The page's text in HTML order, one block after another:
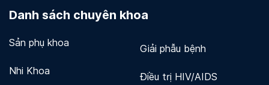
Danh sách chuyên khoa
Sản phụ khoa
Nhi Khoa
Giải phẫu bệnh
Điều trị HIV/AIDS